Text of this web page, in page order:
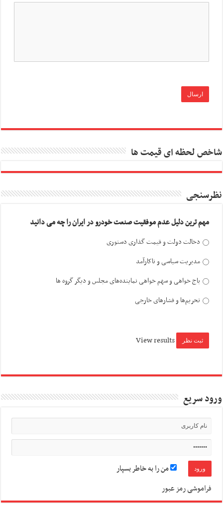
شاخص لحظه ای قیمت ها
نظرسنجی
مهم ترین دلیل عدم موفقیت صنعت خودرو در ایران را چه می دانید
دخالت دولت و قیمت گذاری دستوری
مدیریت سیاسی و ناکارآمد
باج خواهی و سهم خواهی نماینده‌های مجلس و دیگر گروه ها
تحریم‌ها و فشارهای خارجی
View results
ورود سریع
من را به خاطر بسپار
فراموشی رمز عبور